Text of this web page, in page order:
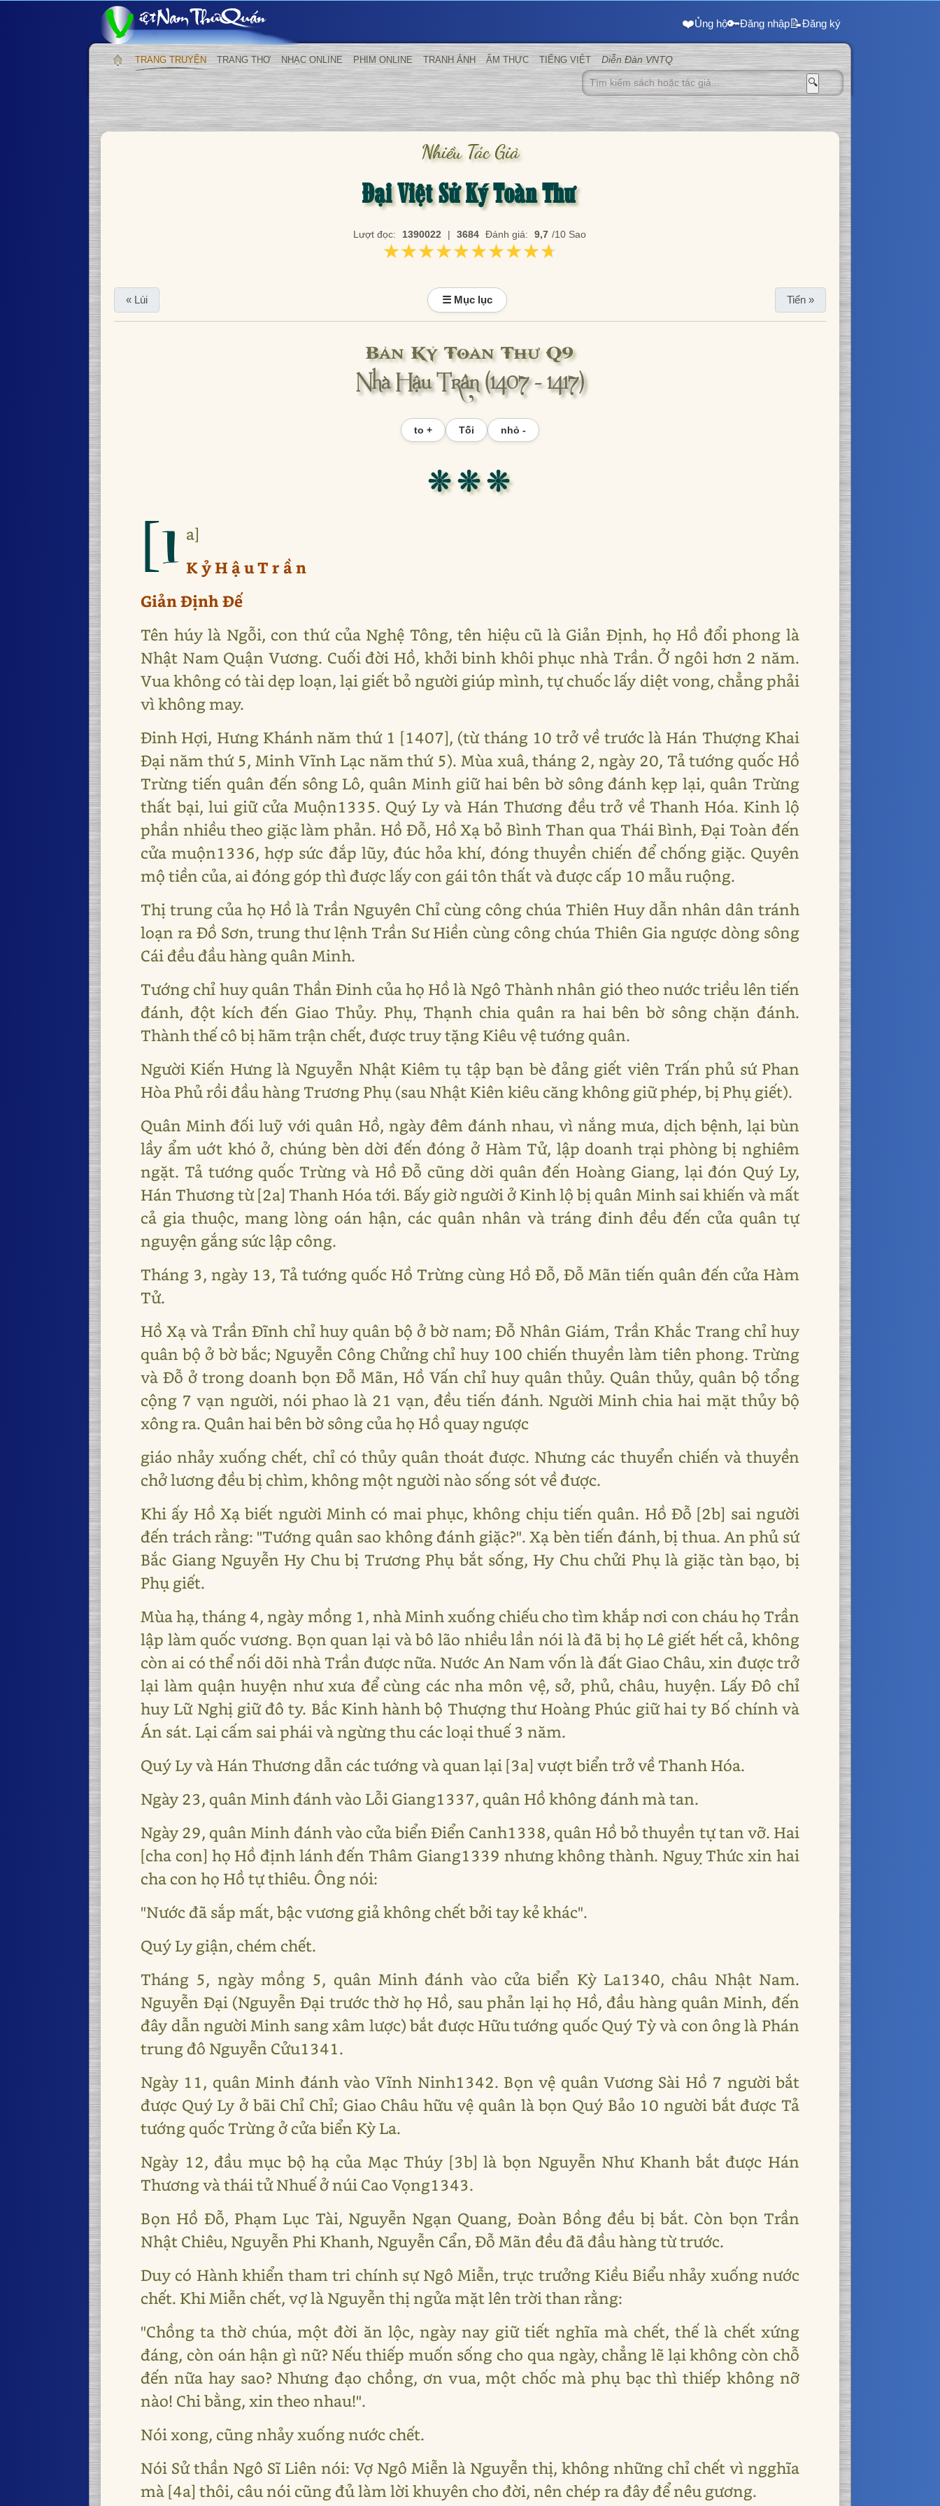
❤️Ủng hộ🔑Đăng nhập📝Đăng ký
TRANG TRUYỆN TRANG THƠ NHẠC ONLINE PHIM ONLINE TRANH ẢNH ẨM THỰC TIẾNG VIỆT Diễn Đàn VNTQ
🔍
Nhiều Tác Giả
Đại Việt Sử Ký Toàn Thư
Lượt đọc: 1390022 | 3684 Đánh giá: 9,7 /10 Sao
★★★★★★★★★★
★★★★★★★★★★
« Lùi ☰ Mục lục Tiến »
Bản Kỷ Toàn Thư Q9
Nhà Hậu Trần (1407 - 1417)
to + Tối nhỏ -
❊ ❊ ❊
[1 a]
K ỷ H ậ u T r ầ n
Giản Định Đế
Tên húy là Ngỗi, con thứ của Nghệ Tông, tên hiệu cũ là Giản Định, họ Hồ đổi phong là
Nhật Nam Quận Vương. Cuối đời Hồ, khởi binh khôi phục nhà Trần. Ở ngôi hơn 2 năm.
Vua không có tài dẹp loạn, lại giết bỏ người giúp mình, tự chuốc lấy diệt vong, chẳng phải
vì không may.
Đinh Hợi, Hưng Khánh năm thứ 1 [1407], (từ tháng 10 trở về trước là Hán Thượng Khai
Đại năm thứ 5, Minh Vĩnh Lạc năm thứ 5). Mùa xuâ, tháng 2, ngày 20, Tả tướng quốc Hồ
Trừng tiến quân đến sông Lô, quân Minh giữ hai bên bờ sông đánh kẹp lại, quân Trừng
thất bại, lui giữ cửa Muộn1335. Quý Ly và Hán Thương đều trở về Thanh Hóa. Kinh lộ
phần nhiều theo giặc làm phản. Hồ Đỗ, Hồ Xạ bỏ Bình Than qua Thái Bình, Đại Toàn đến
cửa muộn1336, hợp sức đắp lũy, đúc hỏa khí, đóng thuyền chiến để chống giặc. Quyên
mộ tiền của, ai đóng góp thì được lấy con gái tôn thất và được cấp 10 mẫu ruộng.
Thị trung của họ Hồ là Trần Nguyên Chỉ cùng công chúa Thiên Huy dẫn nhân dân tránh
loạn ra Đồ Sơn, trung thư lệnh Trần Sư Hiền cùng công chúa Thiên Gia ngược dòng sông
Cái đều đầu hàng quân Minh.
Tướng chỉ huy quân Thần Đinh của họ Hồ là Ngô Thành nhân gió theo nước triều lên tiến
đánh, đột kích đến Giao Thủy. Phụ, Thạnh chia quân ra hai bên bờ sông chặn đánh.
Thành thế cô bị hãm trận chết, được truy tặng Kiêu vệ tướng quân.
Người Kiến Hưng là Nguyễn Nhật Kiêm tụ tập bạn bè đảng giết viên Trấn phủ sứ Phan
Hòa Phủ rồi đầu hàng Trương Phụ (sau Nhật Kiên kiêu căng không giữ phép, bị Phụ giết).
Quân Minh đối luỹ với quân Hồ, ngày đêm đánh nhau, vì nắng mưa, dịch bệnh, lại bùn
lầy ẩm uớt khó ở, chúng bèn dời đến đóng ở Hàm Tử, lập doanh trại phòng bị nghiêm
ngặt. Tả tướng quốc Trừng và Hồ Đỗ cũng dời quân đến Hoàng Giang, lại đón Quý Ly,
Hán Thương từ [2a] Thanh Hóa tới. Bấy giờ người ở Kinh lộ bị quân Minh sai khiến và mất
cả gia thuộc, mang lòng oán hận, các quân nhân và tráng đinh đều đến cửa quân tự
nguyện gắng sức lập công.
Tháng 3, ngày 13, Tả tướng quốc Hồ Trừng cùng Hồ Đỗ, Đỗ Mãn tiến quân đến cửa Hàm
Tử.
Hồ Xạ và Trần Đĩnh chỉ huy quân bộ ở bờ nam; Đỗ Nhân Giám, Trần Khắc Trang chỉ huy
quân bộ ở bờ bắc; Nguyễn Công Chửng chỉ huy 100 chiến thuyền làm tiên phong. Trừng
và Đỗ ở trong doanh bọn Đỗ Mãn, Hồ Vấn chỉ huy quân thủy. Quân thủy, quân bộ tổng
cộng 7 vạn người, nói phao là 21 vạn, đều tiến đánh. Người Minh chia hai mặt thủy bộ
xông ra. Quân hai bên bờ sông của họ Hồ quay ngược
giáo nhảy xuống chết, chỉ có thủy quân thoát được. Nhưng các thuyển chiến và thuyền
chở lương đều bị chìm, không một người nào sống sót về được.
Khi ấy Hồ Xạ biết người Minh có mai phục, không chịu tiến quân. Hồ Đỗ [2b] sai người
đến trách rằng: "Tướng quân sao không đánh giặc?". Xạ bèn tiến đánh, bị thua. An phủ sứ
Bắc Giang Nguyễn Hy Chu bị Trương Phụ bắt sống, Hy Chu chửi Phụ là giặc tàn bạo, bị
Phụ giết.
Mùa hạ, tháng 4, ngày mồng 1, nhà Minh xuống chiếu cho tìm khắp nơi con cháu họ Trần
lập làm quốc vương. Bọn quan lại và bô lão nhiều lần nói là đã bị họ Lê giết hết cả, không
còn ai có thể nối dõi nhà Trần được nữa. Nước An Nam vốn là đất Giao Châu, xin được trở
lại làm quận huyện như xưa để cùng các nha môn vệ, sở, phủ, châu, huyện. Lấy Đô chỉ
huy Lữ Nghị giữ đô ty. Bắc Kinh hành bộ Thượng thư Hoàng Phúc giữ hai ty Bố chính và
Án sát. Lại cấm sai phái và ngừng thu các loại thuế 3 năm.
Quý Ly và Hán Thương dẫn các tướng và quan lại [3a] vượt biển trở về Thanh Hóa.
Ngày 23, quân Minh đánh vào Lỗi Giang1337, quân Hồ không đánh mà tan.
Ngày 29, quân Minh đánh vào cửa biển Điển Canh1338, quân Hồ bỏ thuyền tự tan vỡ. Hai
[cha con] họ Hồ định lánh đến Thâm Giang1339 nhưng không thành. Nguỵ Thức xin hai
cha con họ Hồ tự thiêu. Ông nói:
"Nước đã sắp mất, bậc vương giả không chết bởi tay kẻ khác".
Quý Ly giận, chém chết.
Tháng 5, ngày mồng 5, quân Minh đánh vào cửa biển Kỳ La1340, châu Nhật Nam.
Nguyễn Đại (Nguyễn Đại trước thờ họ Hồ, sau phản lại họ Hồ, đầu hàng quân Minh, đến
đây dẫn người Minh sang xâm lược) bắt được Hữu tướng quốc Quý Tỳ và con ông là Phán
trung đô Nguyễn Cửu1341.
Ngày 11, quân Minh đánh vào Vĩnh Ninh1342. Bọn vệ quân Vương Sài Hồ 7 người bắt
được Quý Ly ở bãi Chỉ Chỉ; Giao Châu hữu vệ quân là bọn Quý Bảo 10 người bắt được Tả
tướng quốc Trừng ở cửa biển Kỳ La.
Ngày 12, đầu mục bộ hạ của Mạc Thúy [3b] là bọn Nguyễn Như Khanh bắt được Hán
Thương và thái tử Nhuế ở núi Cao Vọng1343.
Bọn Hồ Đỗ, Phạm Lục Tài, Nguyễn Ngạn Quang, Đoàn Bồng đều bị bắt. Còn bọn Trần
Nhật Chiêu, Nguyễn Phi Khanh, Nguyễn Cẩn, Đỗ Mãn đều đã đầu hàng từ trước.
Duy có Hành khiển tham tri chính sự Ngô Miễn, trực trưởng Kiều Biểu nhảy xuống nước
chết. Khi Miễn chết, vợ là Nguyễn thị ngửa mặt lên trời than rằng:
"Chồng ta thờ chúa, một đời ăn lộc, ngày nay giữ tiết nghĩa mà chết, thế là chết xứng
đáng, còn oán hận gì nữ? Nếu thiếp muốn sống cho qua ngày, chẳng lẽ lại không còn chỗ
đến nữa hay sao? Nhưng đạo chồng, ơn vua, một chốc mà phụ bạc thì thiếp không nỡ
nào! Chi bằng, xin theo nhau!".
Nói xong, cũng nhảy xuống nước chết.
Nói Sử thần Ngô Sĩ Liên nói: Vợ Ngô Miễn là Nguyễn thị, không những chỉ chết vì ngghĩa
mà [4a] thôi, câu nói cũng đủ làm lời khuyên cho đời, nên chép ra đây để nêu gương.